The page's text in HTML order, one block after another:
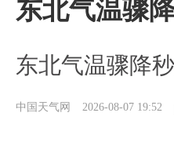
东北气温骤
东北气温骤降
中国天气网 2026-08-07 19:52